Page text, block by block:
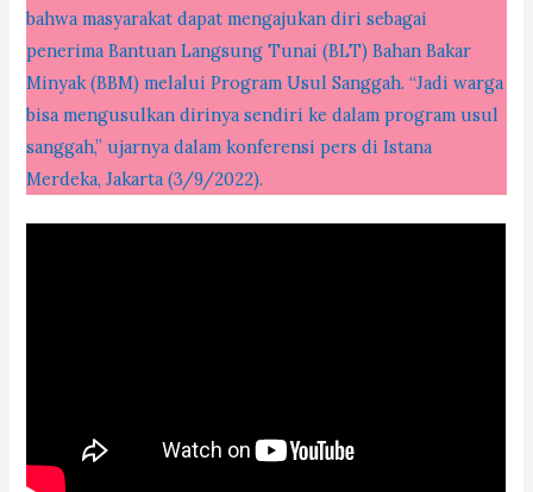
bahwa masyarakat dapat mengajukan diri sebagai
penerima Bantuan Langsung Tunai (BLT) Bahan Bakar
Minyak (BBM) melalui Program Usul Sanggah. “Jadi warga
bisa mengusulkan dirinya sendiri ke dalam program usul
sanggah,” ujarnya dalam konferensi pers di Istana
Merdeka, Jakarta (3/9/2022).